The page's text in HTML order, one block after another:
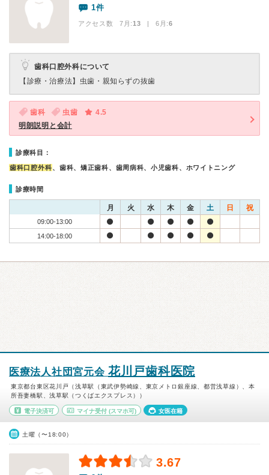
1件
アクセス数 7月:13 | 6月:6
歯科口腔外科について
【診療・治療法】 虫歯・親知らずの抜歯
歯科 虫歯
4.5
明朗説明と会計
診療科目：
歯科口腔外科、歯科、矯正歯科、歯周病科、小児歯科、ホワイトニング
診療時間
月 火 水 木 金 土 日 祝
09:00-13:00
14:00-18:00
医療法人社団宮元会 花川戸歯科医院
東京都台東区花川戸（浅草駅（東武伊勢崎線、東京メトロ銀座線、都営浅草線）、本
所吾妻橋駅、浅草駅（つくばエクスプレス））
電子決済可 マイナ受付(スマホ可) 女医在籍
土曜（〜18:00）
3.67